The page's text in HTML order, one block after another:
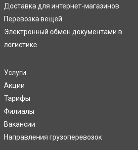
Доставка для интернет-магазинов
Перевозка вещей
Электронный обмен документами в
логистике
Услуги
Акции
Тарифы
Филиалы
Вакансии
Направления грузоперевозок